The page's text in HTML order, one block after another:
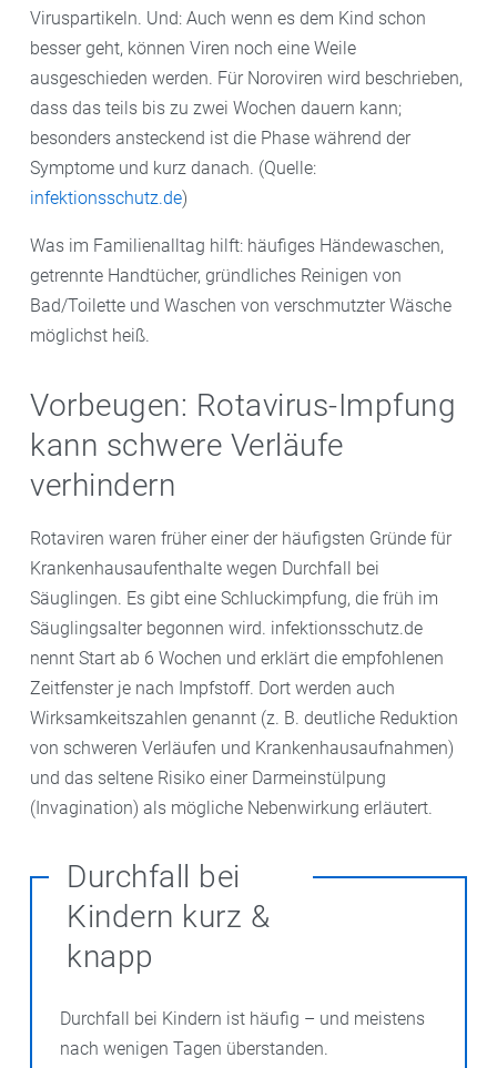
Viruspartikeln. Und: Auch wenn es dem Kind schon
besser geht, können Viren noch eine Weile
ausgeschieden werden. Für Noroviren wird beschrieben,
dass das teils bis zu zwei Wochen dauern kann;
besonders ansteckend ist die Phase während der
Symptome und kurz danach. (Quelle:
infektionsschutz.de)
Was im Familienalltag hilft: häufiges Händewaschen,
getrennte Handtücher, gründliches Reinigen von
Bad/Toilette und Waschen von verschmutzter Wäsche
möglichst heiß.
Vorbeugen: Rotavirus-Impfung
kann schwere Verläufe
verhindern
Rotaviren waren früher einer der häufigsten Gründe für
Krankenhausaufenthalte wegen Durchfall bei
Säuglingen. Es gibt eine Schluckimpfung, die früh im
Säuglingsalter begonnen wird. infektionsschutz.de
nennt Start ab 6 Wochen und erklärt die empfohlenen
Zeitfenster je nach Impfstoff. Dort werden auch
Wirksamkeitszahlen genannt (z. B. deutliche Reduktion
von schweren Verläufen und Krankenhausaufnahmen)
und das seltene Risiko einer Darmeinstülpung
(Invagination) als mögliche Nebenwirkung erläutert.
Durchfall bei
Kindern kurz &
knapp
Durchfall bei Kindern ist häufig – und meistens
nach wenigen Tagen überstanden.